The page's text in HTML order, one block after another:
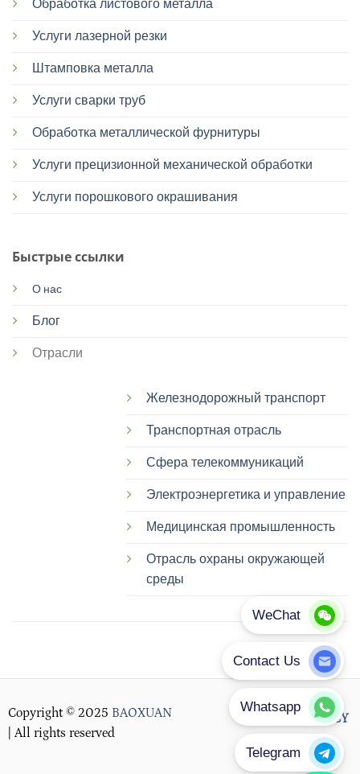
Обработка листового металла
Услуги лазерной резки
Штамповка металла
Услуги сварки труб
Обработка металлической фурнитуры
Услуги прецизионной механической обработки
Услуги порошкового окрашивания
Быстрые ссылки
О нас
Блог
Отрасли
Железнодорожный транспорт
Транспортная отрасль
Сфера телекоммуникаций
Электроэнергетика и управление
Медицинская промышленность
Отрасль охраны окружающей
среды
Copyright © 2025 BAOXUAN
| All rights reserved
PRIVACY POLICY